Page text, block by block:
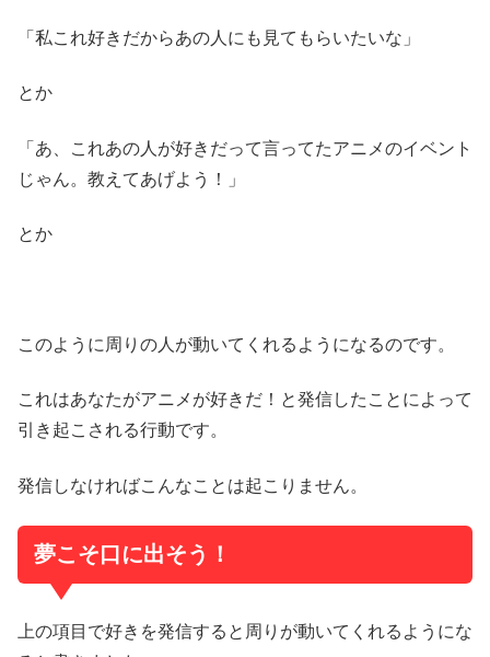
「私これ好きだからあの人にも見てもらいたいな」
とか
「あ、これあの人が好きだって言ってたアニメのイベント
じゃん。教えてあげよう！」
とか
このように周りの人が動いてくれるようになるのです。
これはあなたがアニメが好きだ！と発信したことによって
引き起こされる行動です。
発信しなければこんなことは起こりません。
夢こそ口に出そう！
上の項目で好きを発信すると周りが動いてくれるようにな